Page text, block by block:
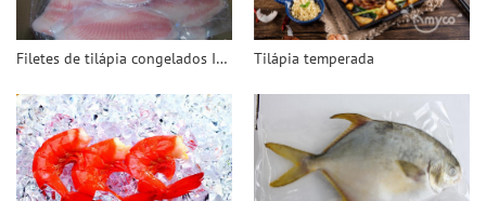
Filetes de tilápia congelados IVP Tilápia temperada